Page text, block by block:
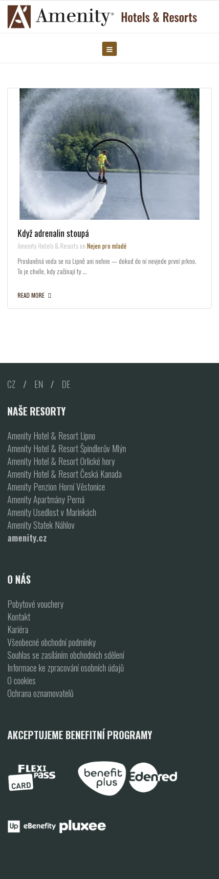
Když adrenalin stoupá
Amenity Hotels & Resorts on Nejen pro mladé
Prosluněná voda se na Lipně ani nehne — dokud do ní nevjede první prkno.
To je chvíle, kdy začínají ty …
READ MORE
CZ / EN / DE
NAŠE RESORTY
Amenity Hotel & Resort Lipno
Amenity Hotel & Resort Špindlerův Mlýn
Amenity Hotel & Resort Orlické hory
Amenity Hotel & Resort Česká Kanada
Amenity Penzion Horní Věstonice
Amenity Apartmány Perná
Amenity Usedlost v Marinkách
Amenity Statek Náhlov
amenity.cz
O NÁS
Pobytové vouchery
Kontakt
Kariéra
Všeobecné obchodní podmínky
Souhlas se zasíláním obchodních sdělení
Informace ke zpracování osobních údajů
O cookies
Ochrana oznamovatelů
AKCEPTUJEME BENEFITNÍ PROGRAMY